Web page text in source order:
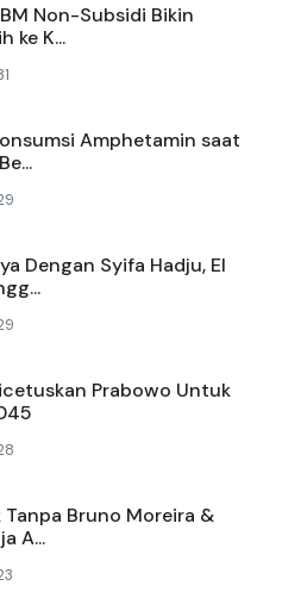
Non-Subsidi Bikin
ke K...
Amphetamin saat
Dengan Syifa Hadju, El
Prabowo Untuk
Tanpa Bruno Moreira &
A...